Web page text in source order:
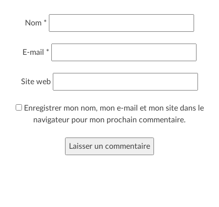
Nom *
E-mail *
Site web
Enregistrer mon nom, mon e-mail et mon site dans le
navigateur pour mon prochain commentaire.